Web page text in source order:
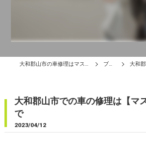
大和郡山市の車修理はマスダモータース ブログ 大和郡山
大和郡山市での車の修理は【マ
で
2023/04/12